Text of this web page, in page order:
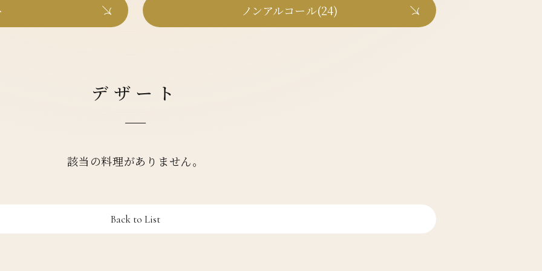
ノンアルコール(24)
デザート
該当の料理がありません。
Back to List